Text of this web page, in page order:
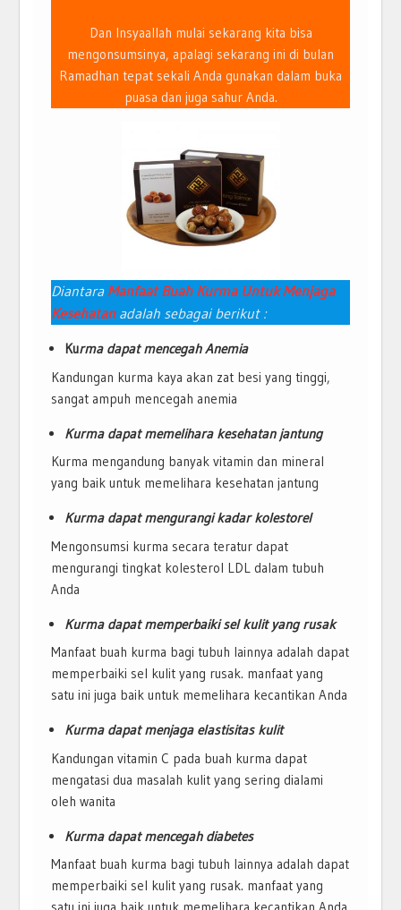
Dan Insyaallah mulai sekarang kita bisa
mengonsumsinya, apalagi sekarang ini di bulan
Ramadhan tepat sekali Anda gunakan dalam buka
puasa dan juga sahur Anda.
Diantara Manfaat Buah Kurma Untuk Menjaga
Kesehatanadalah sebagai berikut :
Kurma dapat mencegah Anemia
Kandungan kurma kaya akan zat besi yang tinggi,
sangat ampuh mencegah anemia
Kurma dapat memelihara kesehatan jantung
Kurma mengandung banyak vitamin dan mineral
yang baik untuk memelihara kesehatan jantung
Kurma dapat mengurangi kadar kolestorel
Mengonsumsi kurma secara teratur dapat
mengurangi tingkat kolesterol LDL dalam tubuh
Anda
Kurma dapat memperbaiki sel kulit yang rusak
Manfaat buah kurma bagi tubuh lainnya adalah dapat
memperbaiki sel kulit yang rusak. manfaat yang
satu ini juga baik untuk memelihara kecantikan Anda
Kurma dapat menjaga elastisitas kulit
Kandungan vitamin C pada buah kurma dapat
mengatasi dua masalah kulit yang sering dialami
oleh wanita
Kurma dapat mencegah diabetes
Manfaat buah kurma bagi tubuh lainnya adalah dapat
memperbaiki sel kulit yang rusak. manfaat yang